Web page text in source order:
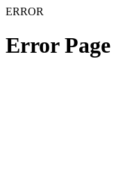
ERROR
Error Page